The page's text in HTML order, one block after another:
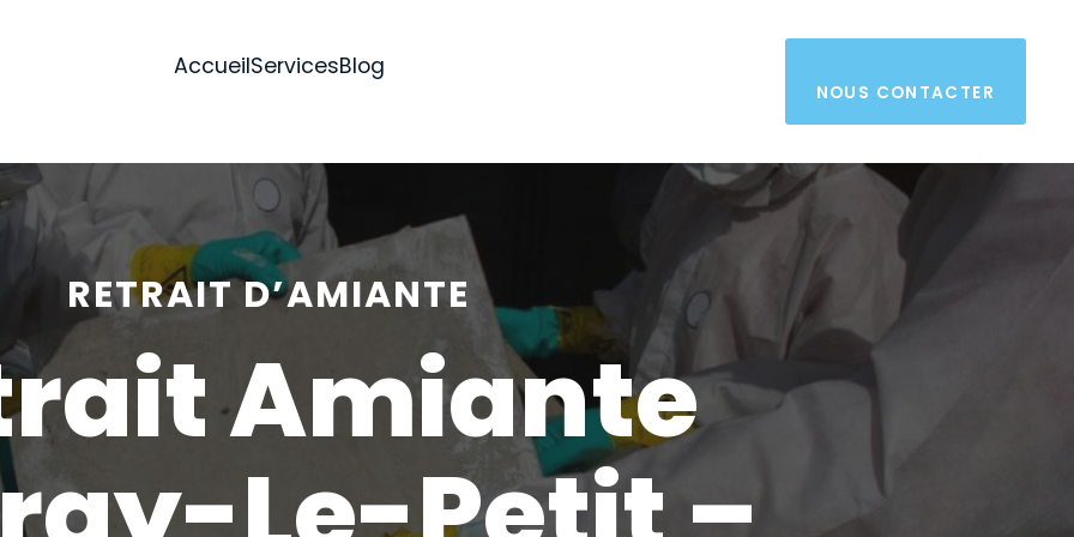
AccueilServicesBlog
NOUS CONTACTER
RETRAIT D’AMIANTE
Amiante